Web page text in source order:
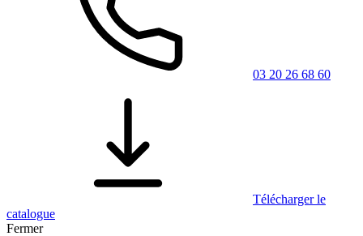
03 20 26 68 60
Télécharger le
catalogue
Fermer